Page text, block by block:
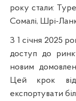
року стали:
Сомалі, Шрі-
З 1 січня 2025
доступ до
новим
Цей крок
експортувати